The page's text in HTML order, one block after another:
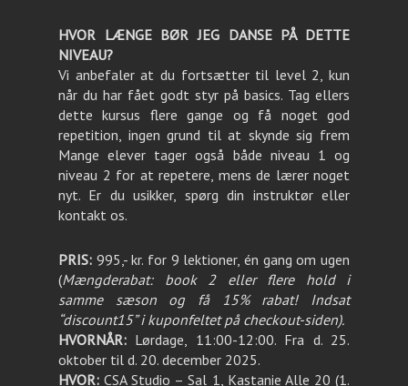
HVOR LÆNGE BØR JEG DANSE PÅ DETTE
NIVEAU?
Vi anbefaler at du fortsætter til level 2, kun
når du har fået godt styr på basics. Tag ellers
dette kursus flere gange og få noget god
repetition, ingen grund til at skynde sig frem
Mange elever tager også både niveau 1 og
niveau 2 for at repetere, mens de lærer noget
nyt. Er du usikker, spørg din instruktør eller
kontakt os.
PRIS: 995,- kr. for 9 lektioner, én gang om ugen
(Mængderabat: book 2 eller flere hold i
samme sæson og få 15% rabat! Indsat
“discount15” i kuponfeltet på checkout-siden).
HVORNÅR: Lørdage, 11:00-12:00. Fra d. 25.
oktober til d. 20. december 2025.
HVOR: CSA Studio – Sal 1, Kastanie Alle 20 (1.